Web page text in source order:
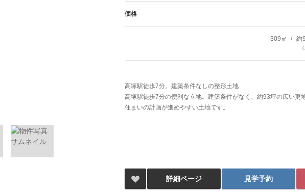
価格
309㎡ 約
高塚駅徒歩7分。建築条件なしの整形土地
高塚駅徒歩7分の便利な立地。建築条件がなく、約93坪の広い更
住まいの計画が進めやすい土地です。
詳細ページ 見学予約